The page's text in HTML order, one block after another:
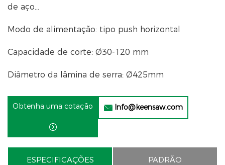
de aço…
Modo de alimentação: tipo push horizontal
Capacidade de corte: Ø30-120 mm
Diâmetro da lâmina de serra: Ø425mm
Obtenha uma cotação

 Info@keensaw.com
ESPECIFICAÇÕES PADRÃO